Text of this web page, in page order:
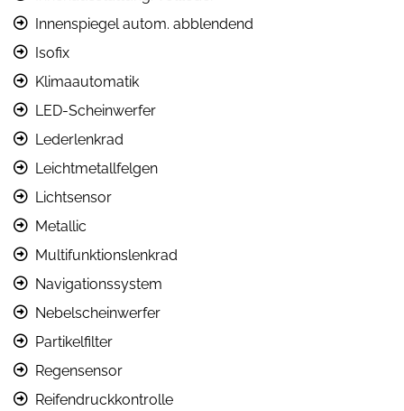
Innenspiegel autom. abblendend
Isofix
Klimaautomatik
LED-Scheinwerfer
Lederlenkrad
Leichtmetallfelgen
Lichtsensor
Metallic
Multifunktionslenkrad
Navigationssystem
Nebelscheinwerfer
Partikelfilter
Regensensor
Reifendruckkontrolle